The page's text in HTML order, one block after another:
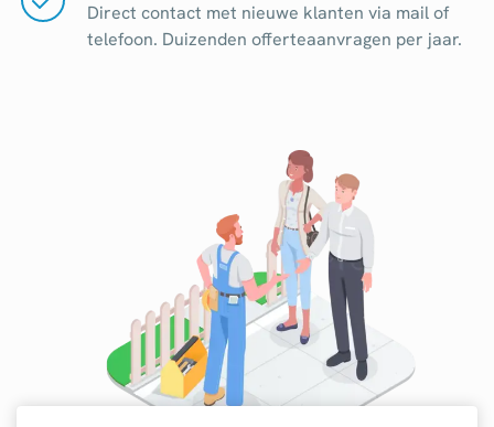
Direct contact met nieuwe klanten via mail of
telefoon. Duizenden offerteaanvragen per jaar.